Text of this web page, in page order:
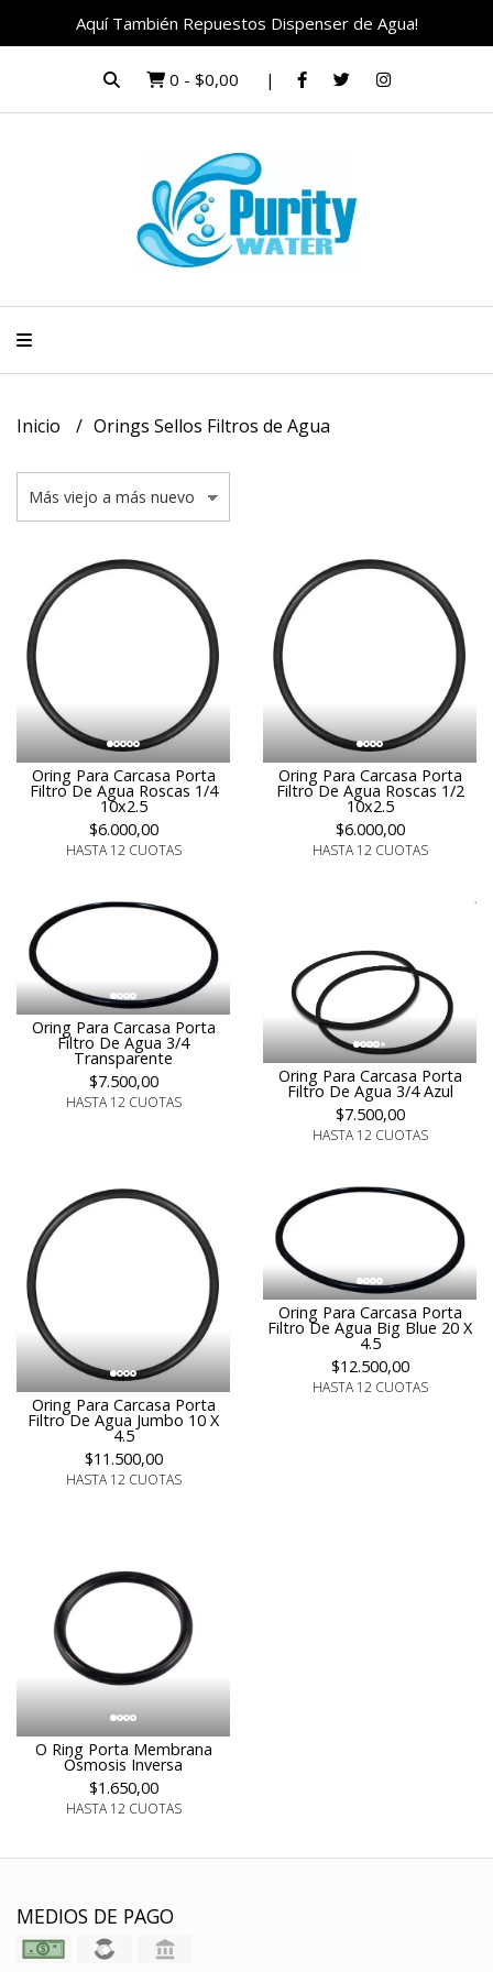
Aquí También Repuestos Dispenser de Agua!
0 - $0,00
Inicio Orings Sellos Filtros de Agua
Oring Para Carcasa Porta
Filtro De Agua Roscas 1/4
10x2.5
$6.000,00
HASTA 12 CUOTAS
Oring Para Carcasa Porta
Filtro De Agua Roscas 1/2
10x2.5
$6.000,00
HASTA 12 CUOTAS
Oring Para Carcasa Porta
Filtro De Agua 3/4
Transparente
$7.500,00
HASTA 12 CUOTAS
Oring Para Carcasa Porta
Filtro De Agua 3/4 Azul
$7.500,00
HASTA 12 CUOTAS
Oring Para Carcasa Porta
Filtro De Agua Jumbo 10 X
4.5
$11.500,00
HASTA 12 CUOTAS
Oring Para Carcasa Porta
Filtro De Agua Big Blue 20 X
4.5
$12.500,00
HASTA 12 CUOTAS
O Ring Porta Membrana
Ósmosis Inversa
$1.650,00
HASTA 12 CUOTAS
MEDIOS DE PAGO